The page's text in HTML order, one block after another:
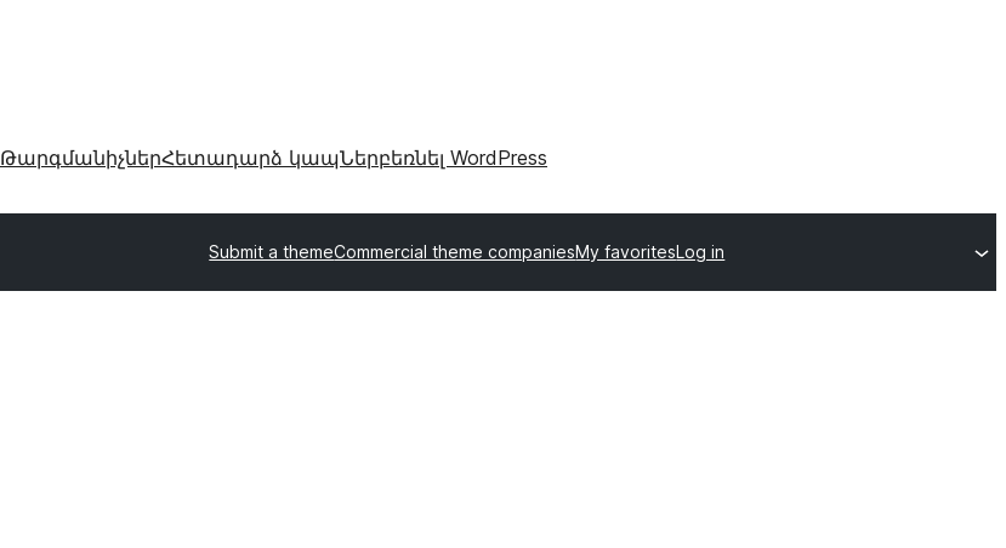
ԹարգմանիչներՀետադարձ կապՆերբեռնել WordPress
Submit a themeCommercial theme companiesMy favoritesLog in